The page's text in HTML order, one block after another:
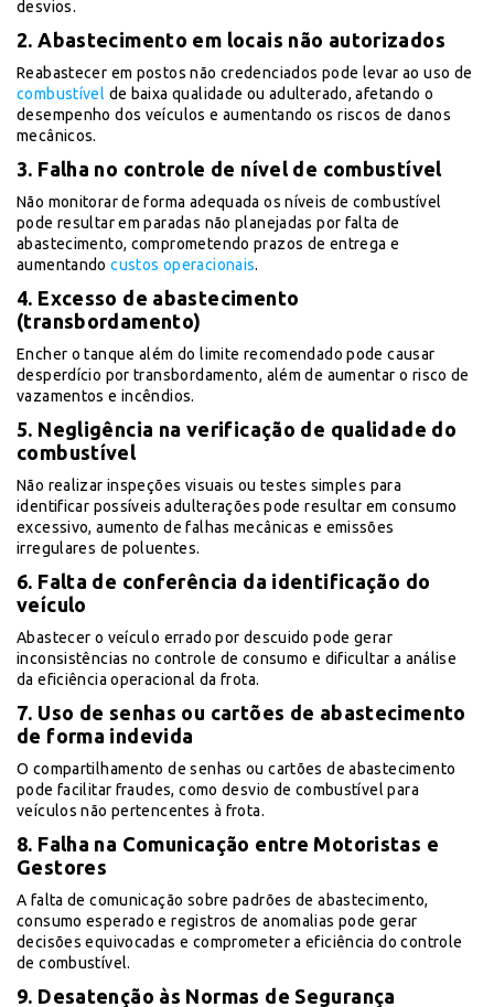
desvios.
2. Abastecimento em locais não autorizados
Reabastecer em postos não credenciados pode levar ao uso de
combustível de baixa qualidade ou adulterado, afetando o
desempenho dos veículos e aumentando os riscos de danos
mecânicos.
3. Falha no controle de nível de combustível
Não monitorar de forma adequada os níveis de combustível
pode resultar em paradas não planejadas por falta de
abastecimento, comprometendo prazos de entrega e
aumentandocustos operacionais.
4. Excesso de abastecimento
(transbordamento)
Encher o tanque além do limite recomendado pode causar
desperdício por transbordamento, além de aumentar o risco de
vazamentos e incêndios.
5. Negligência na verificação de qualidade do
combustível
Não realizar inspeções visuais ou testes simples para
identificar possíveis adulterações pode resultar em consumo
excessivo, aumento de falhas mecânicas e emissões
irregulares de poluentes.
6. Falta de conferência da identificação do
veículo
Abastecer o veículo errado por descuido pode gerar
inconsistências no controle de consumo e dificultar a análise
da eficiência operacional da frota.
7. Uso de senhas ou cartões de abastecimento
de forma indevida
O compartilhamento de senhas ou cartões de abastecimento
pode facilitar fraudes, como desvio de combustível para
veículos não pertencentes à frota.
8. Falha na Comunicação entre Motoristas e
Gestores
A falta de comunicação sobre padrões de abastecimento,
consumo esperado e registros de anomalias pode gerar
decisões equivocadas e comprometer a eficiência do controle
de combustível.
9. Desatenção às Normas de Segurança